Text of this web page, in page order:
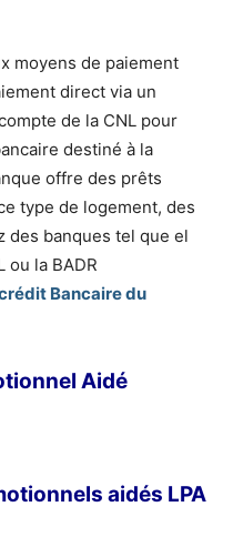
moyens de paiement
direct via un
de la CNL pour
destiné à la
offre des prêts
type de logement, des
des banques tel que el
ou la BADR
Bancaire du
Aidé
aidés LPA